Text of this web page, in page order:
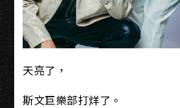
天亮了，
斯文巨樂部打烊了。